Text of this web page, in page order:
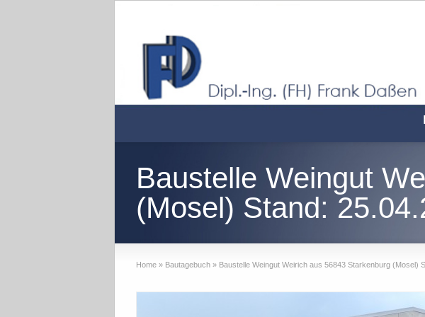
Baustelle Weingut
(Mosel) Stand:
Home » Bautagebuch » Baustelle Weingut Weirich aus 56843 Starkenburg (Mosel)